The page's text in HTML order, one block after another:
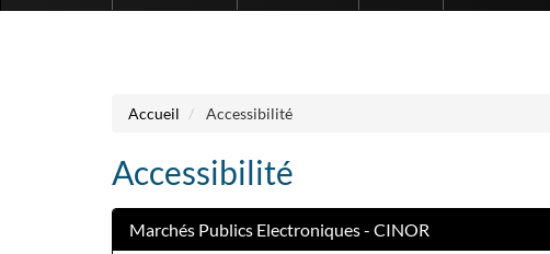
Accueil Accessibilité
Accessibilité
Marchés Publics Electroniques - CINOR